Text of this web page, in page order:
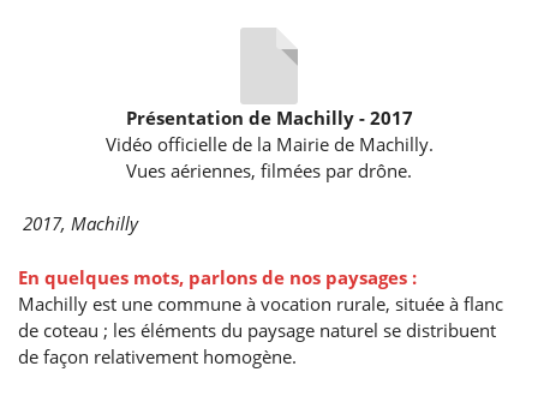
Présentation de Machilly - 2017
Vidéo officielle de la Mairie de Machilly.
Vues aériennes, filmées par drône.
2017, Machilly
En quelques mots, parlons de nos paysages :
Machilly est une commune à vocation rurale, située à flanc
de coteau ; les éléments du paysage naturel se distribuent
de façon relativement homogène.